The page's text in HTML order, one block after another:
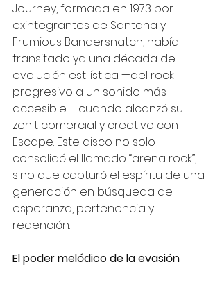
Journey, formada en 1973 por
exintegrantes de Santana y
Frumious Bandersnatch, había
transitado ya una década de
evolución estilística —del rock
progresivo a un sonido más
accesible— cuando alcanzó su
zenit comercial y creativo con
Escape. Este disco no solo
consolidó el llamado “arena rock”,
sino que capturó el espíritu de una
generación en búsqueda de
esperanza, pertenencia y
redención.
El poder melódico de la evasión